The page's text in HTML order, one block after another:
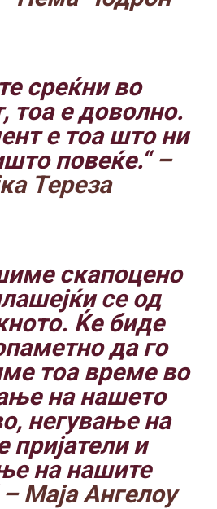
среќни во
тоа е доволно.
е тоа што ни
повеќе.“–
Тереза
скапоцено
се од
Ќе биде
да го
тоа време во
на нашето
негување на
пријатели и
на нашите
Маја Ангелоу